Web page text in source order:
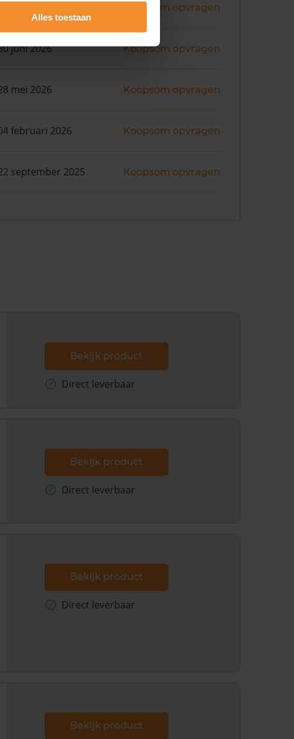
Alles toestaan
Koopsom opvragen
juni 2026 Koopsom opvragen
mei 2026 Koopsom opvragen
februari 2026 Koopsom opvragen
september 2025 Koopsom opvragen
Bekijk product
Direct leverbaar
Bekijk product
Direct leverbaar
Bekijk product
Direct leverbaar
Bekijk product